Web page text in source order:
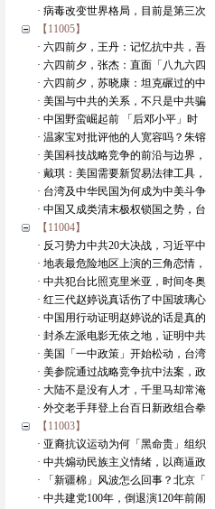
· 病毒改变世界格局，目前是第三次
【11005】
· 六四前夕，王丹：记忆抗中共，吾
· 六四前夕，张杰：直面「八九六四
· 六四前夕，苏晓康：坦克碾过的中
· 美国与中共的关系，不只是中共骗
· 中国野蛮崛起前 「后邓小平」时
· 温家宝对批评他的人宽容吗？朱镕
· 美国科技战略竞争的前沿与边界，
· 戴琪：美国需要新贸易法律工具，
· 台湾及中华民国为何成为中美斗争
· 中国又成类清末极权锁国之势，台
【11004】
· 反习势力中共20大决战，习近平中
· 地表最危险地区上演的三角恋情，
· 中共犯台比照克里米亚，时间冬奥
· 红三代赵婷说真话伤了中国玻璃心
· 中国用行动证明赵婷说的话是真的
· 封杀左派电影无依之地，证明中共
· 美国「一中政策」开始松动，台湾
· 美参院通过战略竞争抗中法案，政
· 大陆不是没有人才，千里马却常淹
· 外交老手拜登上台百日新政组合拳
【11003】
· 亚裔抗议运动为何「黑命贵」组织
· 中共煽动民族主义情绪，以商逼政
· 「新疆棉」风波怎么回事？北京「
· 中共建党100年，倒退演120年前闹